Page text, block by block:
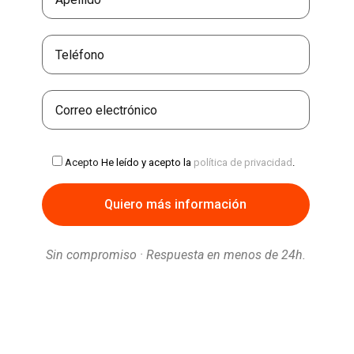
Acepto He leído y acepto la política de privacidad .
Sin compromiso · Respuesta en menos de 24h.